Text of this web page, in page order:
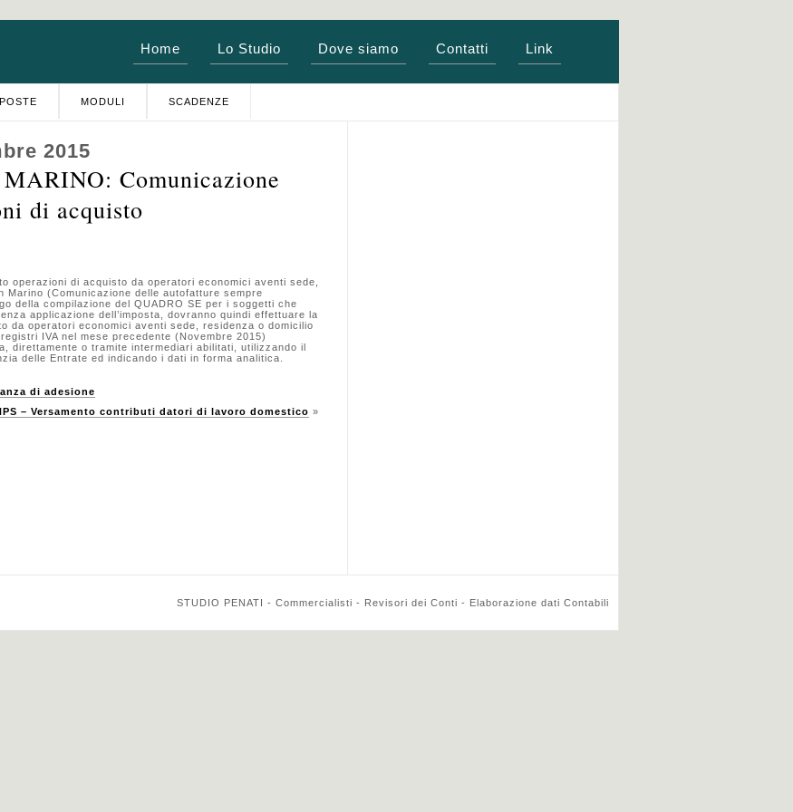
Home Lo Studio Dove siamo Contatti Link
MODULI SCADENZE
2015
Comunicazione
di acquisto
operazioni di acquisto da operatori economici aventi sede,
Marino (Comunicazione delle autofatture sempre
della compilazione del QUADRO SE per i soggetti che
applicazione dell’imposta, dovranno quindi effettuare la
da operatori economici aventi sede, residenza o domicilio
IVA nel mese precedente (Novembre 2015)
direttamente o tramite intermediari abilitati, utilizzando il
delle Entrate ed indicando i dati in forma analitica.
di adesione
– Versamento contributi datori di lavoro domestico »
STUDIO PENATI - Commercialisti - Revisori dei Conti - Elaborazione dati Contabili